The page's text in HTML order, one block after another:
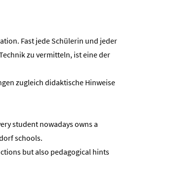
Fast jede Schülerin und jeder
zu vermitteln, ist eine der
zugleich didaktische Hinweise
student nowadays owns a
schools.
but also pedagogical hints